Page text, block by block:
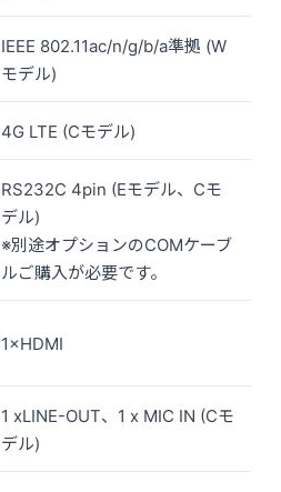
IEEE 802.11ac/n/g/b/a準拠 (W
モデル)
4G LTE (Cモデル)
RS232C 4pin (Eモデル、Cモ
デル)
※別途オプションのCOMケーブ
ルご購入が必要です。
1×HDMI
1 xLINE-OUT、1 x MIC IN (Cモ
デル)